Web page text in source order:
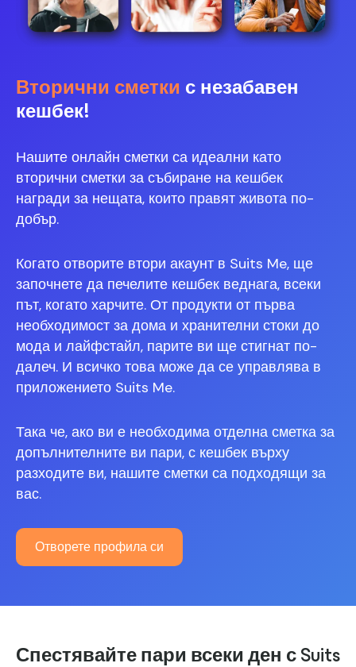
Вторични сметки с незабавен
кешбек!
Нашите онлайн сметки са идеални като
вторични сметки за събиране на кешбек
награди за нещата, които правят живота по-
добър.
Когато отворите втори акаунт в Suits Me, ще
започнете да печелите кешбек веднага, всеки
път, когато харчите. От продукти от първа
необходимост за дома и хранителни стоки до
мода и лайфстайл, парите ви ще стигнат по-
далеч. И всичко това може да се управлява в
приложението Suits Me.
Така че, ако ви е необходима отделна сметка за
допълнителните ви пари, с кешбек върху
разходите ви, нашите сметки са подходящи за
вас.
Отворете профила си
Спестявайте пари всеки ден с Suits